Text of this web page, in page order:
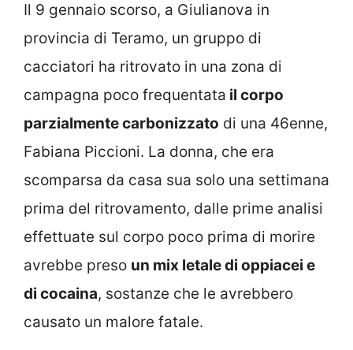
Il 9 gennaio scorso, a Giulianova in
provincia di Teramo, un gruppo di
cacciatori ha ritrovato in una zona di
campagna poco frequentata il corpo
parzialmente carbonizzato di una 46enne,
Fabiana Piccioni. La donna, che era
scomparsa da casa sua solo una settimana
prima del ritrovamento, dalle prime analisi
effettuate sul corpo poco prima di morire
avrebbe preso un mix letale di oppiacei e
di cocaina, sostanze che le avrebbero
causato un malore fatale.